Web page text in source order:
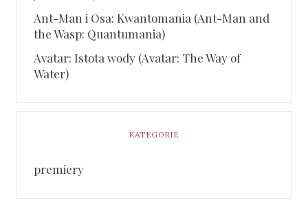
Ant-Man i Osa: Kwantomania (Ant-Man and
the Wasp: Quantumania)
Avatar: Istota wody (Avatar: The Way of
Water)
KATEGORIE
premiery